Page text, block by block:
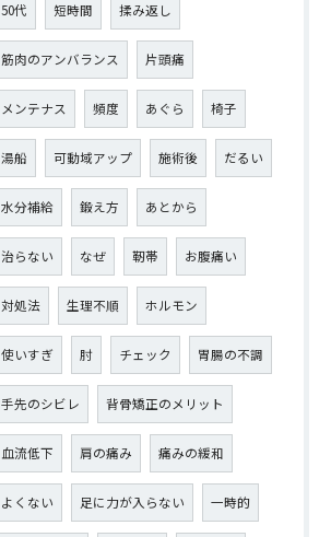
50代 短時間 揉み返し
筋肉のアンバランス 片頭痛
メンテナス 頻度 あぐら 椅子
湯船 可動域アップ 施術後 だるい
水分補給 鍛え方 あとから
治らない なぜ 靭帯 お腹痛い
対処法 生理不順 ホルモン
使いすぎ 肘 チェック 胃腸の不調
手先のシビレ 背骨矯正のメリット
血流低下 肩の痛み 痛みの緩和
よくない 足に力が入らない 一時的